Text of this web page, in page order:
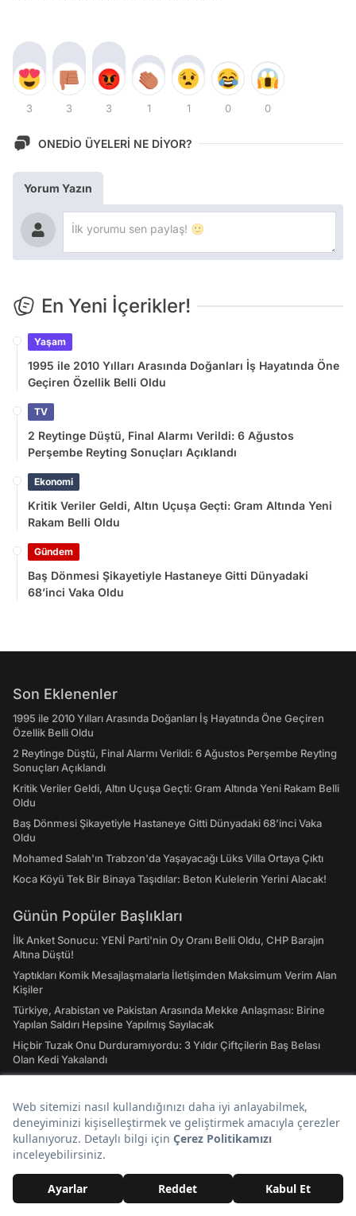
3 3 3 1 1 0 0
ONEDİO ÜYELERİ NE DİYOR?
Yorum Yazın
En Yeni İçerikler!
Yaşam
1995 ile 2010 Yılları Arasında Doğanları İş Hayatında Öne
Geçiren Özellik Belli Oldu
TV
2 Reytinge Düştü, Final Alarmı Verildi: 6 Ağustos
Perşembe Reyting Sonuçları Açıklandı
Ekonomi
Kritik Veriler Geldi, Altın Uçuşa Geçti: Gram Altında Yeni
Rakam Belli Oldu
Gündem
Baş Dönmesi Şikayetiyle Hastaneye Gitti Dünyadaki
68’inci Vaka Oldu
Son Eklenenler
1995 ile 2010 Yılları Arasında Doğanları İş Hayatında Öne Geçiren
Özellik Belli Oldu
2 Reytinge Düştü, Final Alarmı Verildi: 6 Ağustos Perşembe Reyting
Sonuçları Açıklandı
Kritik Veriler Geldi, Altın Uçuşa Geçti: Gram Altında Yeni Rakam Belli
Oldu
Baş Dönmesi Şikayetiyle Hastaneye Gitti Dünyadaki 68’inci Vaka
Oldu
Mohamed Salah'ın Trabzon'da Yaşayacağı Lüks Villa Ortaya Çıktı
Koca Köyü Tek Bir Binaya Taşıdılar: Beton Kulelerin Yerini Alacak!
Günün Popüler Başlıkları
İlk Anket Sonucu: YENİ Parti'nin Oy Oranı Belli Oldu, CHP Barajın
Altına Düştü!
Yaptıkları Komik Mesajlaşmalarla İletişimden Maksimum Verim Alan
Kişiler
Türkiye, Arabistan ve Pakistan Arasında Mekke Anlaşması: Birine
Yapılan Saldırı Hepsine Yapılmış Sayılacak
Hiçbir Tuzak Onu Durduramıyordu: 3 Yıldır Çiftçilerin Baş Belası
Olan Kedi Yakalandı
Sosyete Bu Düğünü Konuşuyor: Ünlü İş İnsanının Oğlunun Düğünü
İçin Harcanan Para Dudak Uçuklattı!
Hızlı Erişim
Hava Durumu